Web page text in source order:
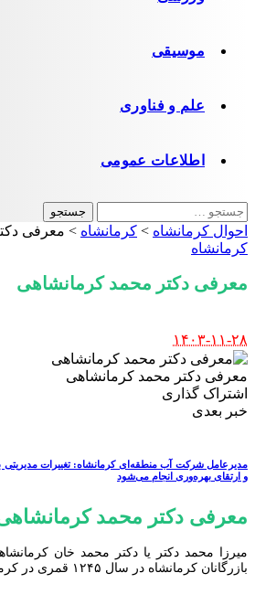
موسیقی
علم و فناوری
اطلاعات عمومی
جستجو
برای:
احوال کرمانشاه > کرمانشاه > معرفی
کرمانشاه
معرفی دکتر محمد کرمانشاهی
by
۱۴۰۳-۱۱-۲۸
معرفی دکتر محمد کرمانشاهی
اشتراک گذاری
خبر بعدی
مدیرعامل شرکت آب منطقه‌ای کرمانشاه: تغییرات مدیریتی
و ارتقای بهره‌وری انجام می‌شود
معرفی دکتر محمد
میرزا محمد دکتر یا دکتر محمد خان
بازرگانان کرمانشاه در سال ۱۲۴۵ قمری در کرمانشاه به دنیا آمد.